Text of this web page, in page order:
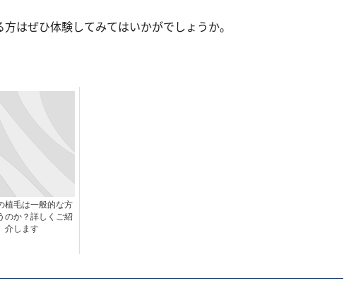
はぜひ体験してみてはいかがでしょうか。
植毛は一般的な方
のか？詳しくご紹
介します